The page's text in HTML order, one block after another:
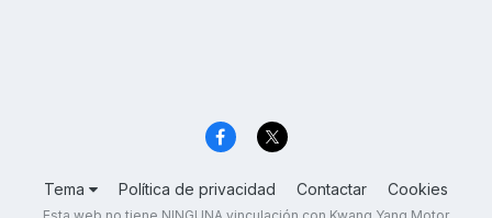
Tema Política de privacidad Contactar Cookies